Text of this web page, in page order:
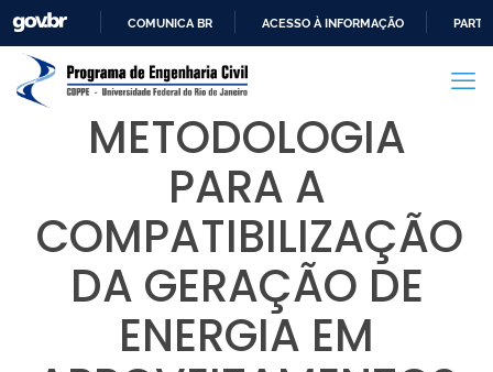
PARA
CONTEÚDO
COMUNICA BR ACESSO À INFORMAÇÃO
METODOLOGIA
PARA A
COMPATIBILIZAÇÃO
DA GERAÇÃO DE
ENERGIA EM